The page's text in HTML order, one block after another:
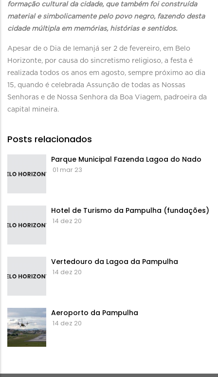
formação cultural da cidade, que também foi construída
material e simbolicamente pelo povo negro, fazendo desta
cidade múltipla em memórias, histórias e sentidos.
Apesar de o Dia de Iemanjá ser 2 de fevereiro, em Belo
Horizonte, por causa do sincretismo religioso, a festa é
realizada todos os anos em agosto, sempre próximo ao dia
15, quando é celebrada Assunção de todas as Nossas
Senhoras e de Nossa Senhora da Boa Viagem, padroeira da
capital mineira.
Posts relacionados
Parque Municipal Fazenda Lagoa do Nado
01 mar 23
Hotel de Turismo da Pampulha (fundações)
14 dez 20
Vertedouro da Lagoa da Pampulha
14 dez 20
Aeroporto da Pampulha
14 dez 20